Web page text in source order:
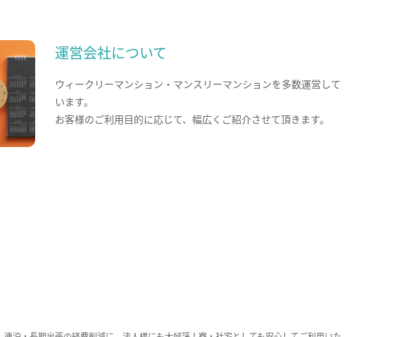
運営会社について
ウィークリーマンション・マンスリーマンションを多数運営して
います。
お客様のご利用目的に応じて、幅広くご紹介させて頂きます。